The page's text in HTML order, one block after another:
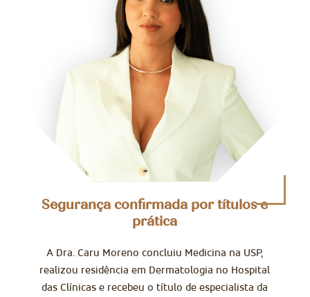
Segurança confirmada por títulos e
prática
A Dra. Caru Moreno concluiu Medicina na USP,
realizou residência em Dermatologia no Hospital
das Clínicas e recebeu o título de especialista da